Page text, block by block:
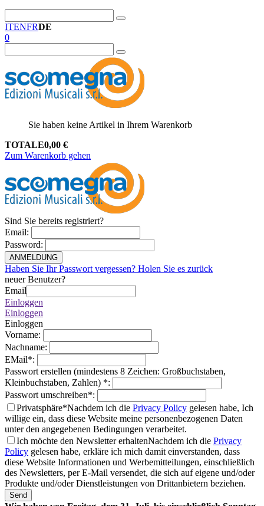
ITENFRDE
0
Sie haben keine Artikel in Ihrem Warenkorb
TOTALE0,00 €
Zum Warenkorb gehen
Sind Sie bereits registriert?
Email:
Password:
ANMELDUNG
Haben Sie Ihr Passwort vergessen? Holen Sie es zurück
neuer Benutzer?
Email
Einloggen
Einloggen
Einloggen
Vorname:
Nachname:
EMail*:
Passwort erstellen (mindestens 8 Zeichen: Großbuchstaben,
Kleinbuchstaben, Zahlen) *:
Passwort umschreiben*:
Privatsphäre*Nachdem ich die Privacy Policy gelesen habe, Ich
willige ein, dass diese Website meine personenbezogenen Daten
unter den angegebenen Bedingungen verarbeitet.
Ich möchte den Newsletter erhaltenNachdem ich die Privacy
Policy gelesen habe, erkläre ich mich damit einverstanden, dass
diese Website Informationen und Werbemitteilungen, einschließlich
des Newsletters, per E-Mail versendet, die sich auf eigene und/oder
Produkte und/oder Dienstleistungen von Drittanbietern beziehen.
Send